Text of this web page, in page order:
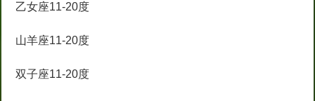
乙女座11-20度
山羊座11-20度
双子座11-20度